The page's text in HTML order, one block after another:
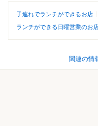
子連れでランチができるお店
ランチができる日曜営業のお
関連の情